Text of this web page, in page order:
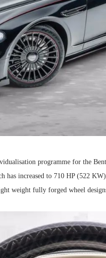
programme for the
increased to 710 HP (522
weight fully forged wheel